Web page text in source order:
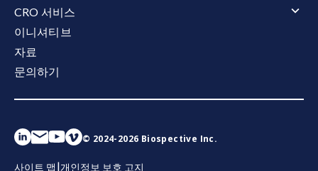
설치류 모델 개요
근위축성 측삭 경화증(ALS) 개요
TDP-43 형질전환 모델
알츠하이머병 및 타우병증
알츠하이머병 및 타우병증 개요
아밀로이드-베타 및 타우 공동 병리 모델
아밀로이드-베타 형질전환 모델
타우병증 모델
타우병증 모델 개요
타우 섬유소 확산 모델
다발성 경화증(MS)
EAE 모델
AAV A53T α-시누클레인 마우스 모델
CRO 서비스
CRO 서비스 개요
동물 서비스 개요
투약
체액 및 조직 채취
행동 테스트
행동 테스트 개요
수면과 인지
전기 생리학
Aβ40/Aβ42 (인간)
총 타우/인산화 타우 (인간)
사이토카인
조직학 및 조직 분석 개요
면역조직화학(IHC) | 염색 및 분석 서비스
생체 내 영상
생체 내 영상 개요
공간 생물학
공간 생물학 개요
이니셔티브
자료
문의하기
© 2024-2026 Biospective Inc.
사이트 맵 |개인정보 보호 고지